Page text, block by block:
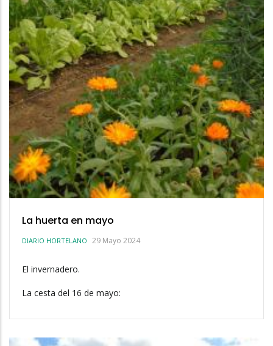
La huerta en mayo
DIARIO HORTELANO 29 Mayo 2024
El invernadero.
La cesta del 16 de mayo: